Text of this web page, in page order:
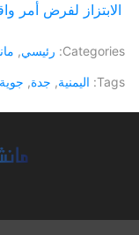
الابتزاز لفرض أمر
Categories: رئيسي,
Tags: اليمنية, جدة, جوية